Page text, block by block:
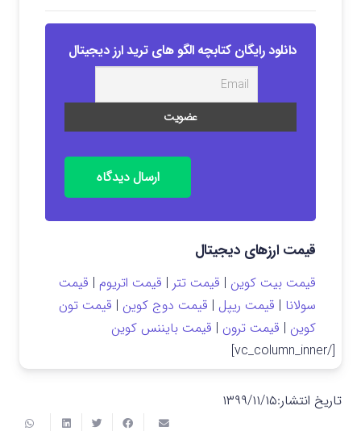
دانلود رایگان کتابچه الگو های ترید ارز دیجیتال
ارسال دیدگاه
قیمت ارزهای دیجیتال
قیمت بیت کوین | قیمت تتر | قیمت اتریوم | قیمت
سولانا | قیمت ریپل | قیمت دوج کوین | قیمت تون
کوین | قیمت ترون | قیمت بایننس کوین
[/vc_column_inner]
تاریخ انتشار:۱۳۹۹/۱۱/۱۵